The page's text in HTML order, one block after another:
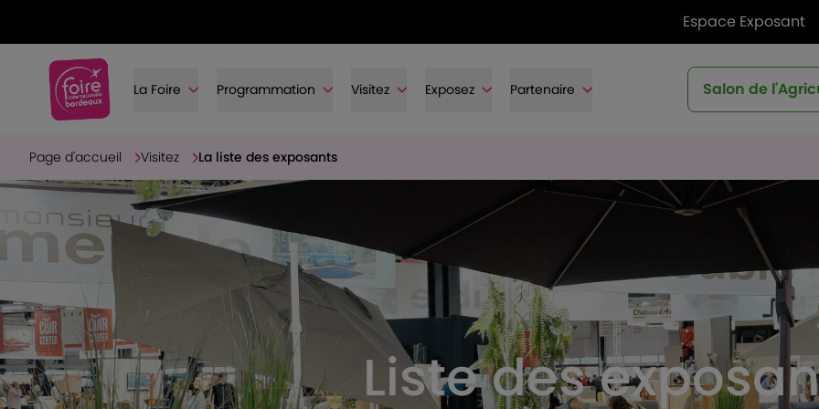
Espace Exposant
La Foire Programmation Visitez Exposez Partenaire Salon de
Page d'accueil Visitez La liste des exposants
Liste des